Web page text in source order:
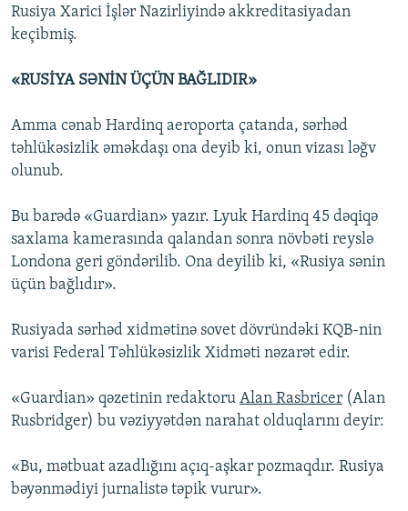
Rusiya Xarici İşlər Nazirliyində akkreditasiyadan
keçibmiş.
«RUSİYA SƏNİN ÜÇÜN BAĞLIDIR»
Amma cənab Hardinq aeroporta çatanda, sərhəd
təhlükəsizlik əməkdaşı ona deyib ki, onun vizası ləğv
olunub.
Bu barədə «Guardian» yazır. Lyuk Hardinq 45 dəqiqə
saxlama kamerasında qalandan sonra növbəti reyslə
Londona geri göndərilib. Ona deyilib ki, «Rusiya sənin
üçün bağlıdır».
Rusiyada sərhəd xidmətinə sovet dövründəki KQB-nin
varisi Federal Təhlükəsizlik Xidməti nəzarət edir.
«Guardian» qəzetinin redaktoru Alan Rasbricer (Alan
Rusbridger) bu vəziyyətdən narahat olduqlarını deyir:
«Bu, mətbuat azadlığını açıq-aşkar pozmaqdır. Rusiya
bəyənmədiyi jurnalistə təpik vurur».